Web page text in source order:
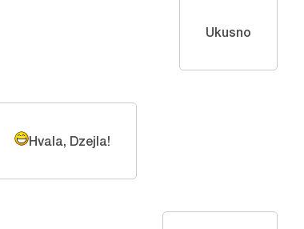
Ukusno
Hvala, Dzejla!